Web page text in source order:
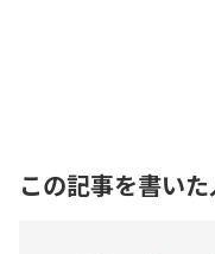
この記事を書い